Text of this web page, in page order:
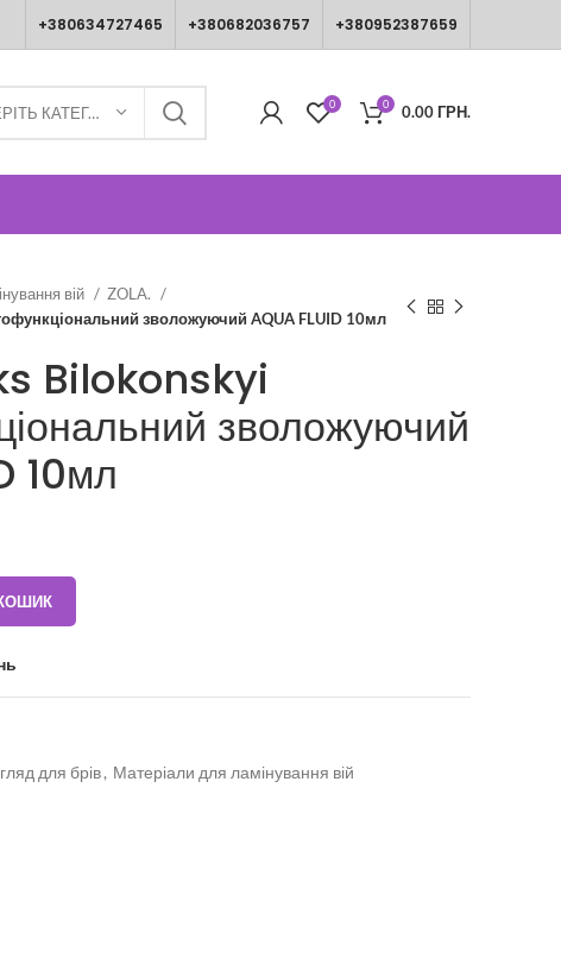
+380634727465 +380682036757 +380952387659
ВИБЕРІТЬ КАТЕГОРІЮ 0 0 0.00ГРН.
вій
ZOLA.
зволожуючий AQUA FLUID 10мл
Bilokonskyi
зволожуючий
10мл
для брів, Матеріали для ламінування вій